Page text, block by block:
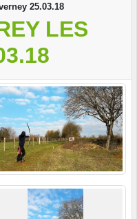
25.03.18
LES